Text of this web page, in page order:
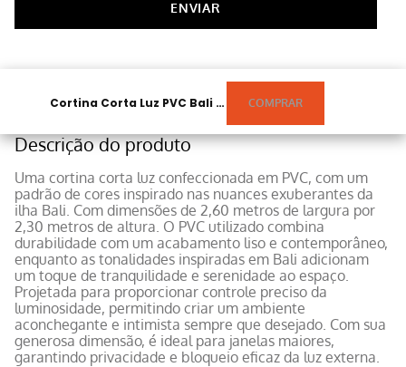
ENVIAR
Cortina Corta Luz PVC Bali Liso 2,60m X 2,30m
Descrição do produto
Uma cortina corta luz confeccionada em PVC, com um
padrão de cores inspirado nas nuances exuberantes da
ilha Bali. Com dimensões de 2,60 metros de largura por
2,30 metros de altura. O PVC utilizado combina
durabilidade com um acabamento liso e contemporâneo,
enquanto as tonalidades inspiradas em Bali adicionam
um toque de tranquilidade e serenidade ao espaço.
Projetada para proporcionar controle preciso da
luminosidade, permitindo criar um ambiente
aconchegante e intimista sempre que desejado. Com sua
generosa dimensão, é ideal para janelas maiores,
garantindo privacidade e bloqueio eficaz da luz externa.